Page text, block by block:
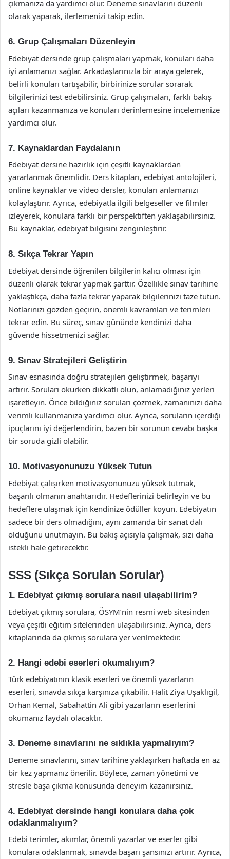
çıkmanıza da yardımcı olur. Deneme sınavlarını düzenli
olarak yaparak, ilerlemenizi takip edin.
6. Grup Çalışmaları Düzenleyin
Edebiyat dersinde grup çalışmaları yapmak, konuları daha
iyi anlamanızı sağlar. Arkadaşlarınızla bir araya gelerek,
belirli konuları tartışabilir, birbirinize sorular sorarak
bilgilerinizi test edebilirsiniz. Grup çalışmaları, farklı bakış
açıları kazanmanıza ve konuları derinlemesine incelemenize
yardımcı olur.
7. Kaynaklardan Faydalanın
Edebiyat dersine hazırlık için çeşitli kaynaklardan
yararlanmak önemlidir. Ders kitapları, edebiyat antolojileri,
online kaynaklar ve video dersler, konuları anlamanızı
kolaylaştırır. Ayrıca, edebiyatla ilgili belgeseller ve filmler
izleyerek, konulara farklı bir perspektiften yaklaşabilirsiniz.
Bu kaynaklar, edebiyat bilgisini zenginleştirir.
8. Sıkça Tekrar Yapın
Edebiyat dersinde öğrenilen bilgilerin kalıcı olması için
düzenli olarak tekrar yapmak şarttır. Özellikle sınav tarihine
yaklaştıkça, daha fazla tekrar yaparak bilgilerinizi taze tutun.
Notlarınızı gözden geçirin, önemli kavramları ve terimleri
tekrar edin. Bu süreç, sınav gününde kendinizi daha
güvende hissetmenizi sağlar.
9. Sınav Stratejileri Geliştirin
Sınav esnasında doğru stratejileri geliştirmek, başarıyı
artırır. Soruları okurken dikkatli olun, anlamadığınız yerleri
işaretleyin. Önce bildiğiniz soruları çözmek, zamanınızı daha
verimli kullanmanıza yardımcı olur. Ayrıca, soruların içerdiği
ipuçlarını iyi değerlendirin, bazen bir sorunun cevabı başka
bir soruda gizli olabilir.
10. Motivasyonunuzu Yüksek Tutun
Edebiyat çalışırken motivasyonunuzu yüksek tutmak,
başarılı olmanın anahtarıdır. Hedeflerinizi belirleyin ve bu
hedeflere ulaşmak için kendinize ödüller koyun. Edebiyatın
sadece bir ders olmadığını, aynı zamanda bir sanat dalı
olduğunu unutmayın. Bu bakış açısıyla çalışmak, sizi daha
istekli hale getirecektir.
SSS (Sıkça Sorulan Sorular)
1. Edebiyat çıkmış sorulara nasıl ulaşabilirim?
Edebiyat çıkmış sorulara, ÖSYM’nin resmi web sitesinden
veya çeşitli eğitim sitelerinden ulaşabilirsiniz. Ayrıca, ders
kitaplarında da çıkmış sorulara yer verilmektedir.
2. Hangi edebi eserleri okumalıyım?
Türk edebiyatının klasik eserleri ve önemli yazarların
eserleri, sınavda sıkça karşınıza çıkabilir. Halit Ziya Uşaklıgil,
Orhan Kemal, Sabahattin Ali gibi yazarların eserlerini
okumanız faydalı olacaktır.
3. Deneme sınavlarını ne sıklıkla yapmalıyım?
Deneme sınavlarını, sınav tarihine yaklaşırken haftada en az
bir kez yapmanız önerilir. Böylece, zaman yönetimi ve
stresle başa çıkma konusunda deneyim kazanırsınız.
4. Edebiyat dersinde hangi konulara daha çok
odaklanmalıyım?
Edebi terimler, akımlar, önemli yazarlar ve eserler gibi
konulara odaklanmak, sınavda başarı şansınızı artırır. Ayrıca,